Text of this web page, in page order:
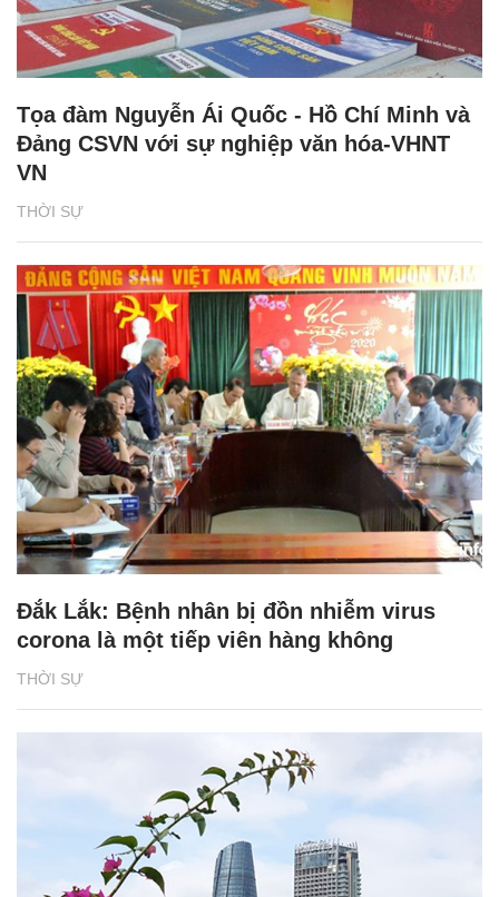
THỜI SỰ
Tọa đàm Nguyễn Ái Quốc - Hồ Chí Minh và
Đảng CSVN với sự nghiệp văn hóa-VHNT
VN
THỜI SỰ
Đắk Lắk: Bệnh nhân bị đồn nhiễm virus
corona là một tiếp viên hàng không